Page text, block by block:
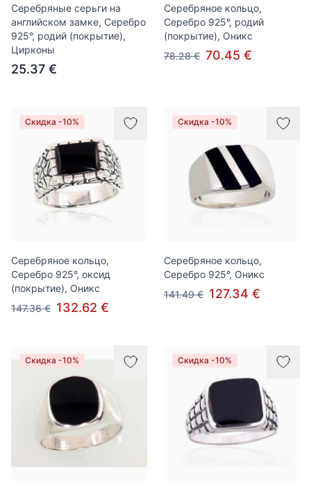
Серебряные серьги на
английском замке, Серебро
925°, родий (покрытие),
Цирконы
25.37 €
Серебряное кольцо,
Серебро 925°, родий
(покрытие), Оникс
78.28 € 70.45 €
Скидка -10%
Серебряное кольцо,
Серебро 925°, оксид
(покрытие), Оникс
147.36 € 132.62 €
Скидка -10%
Серебряное кольцо,
Серебро 925°, Оникс
141.49 € 127.34 €
Скидка -10% Скидка -10%